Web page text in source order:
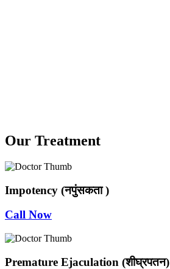
Our Treatment
Impotency (नपुंसकता )
Call Now
Premature Ejaculation (शीघ्रपतन)